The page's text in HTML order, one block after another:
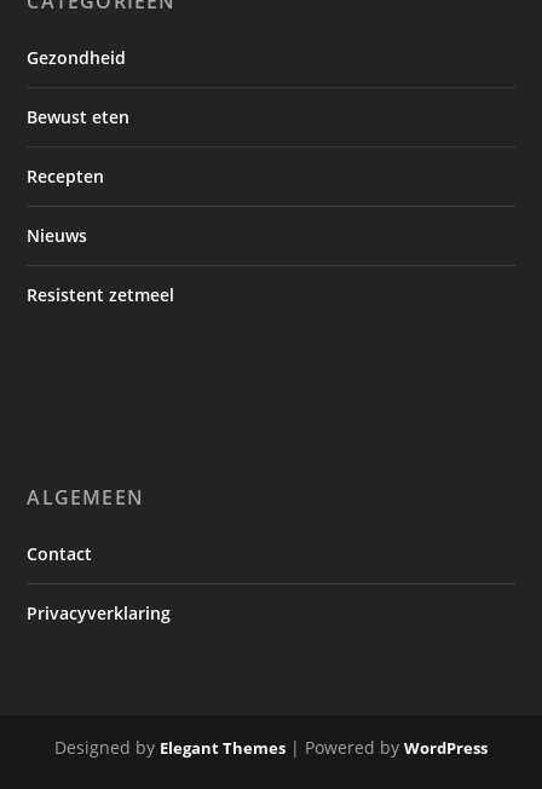
Gezondheid
Bewust eten
Recepten
Nieuws
Resistent zetmeel
ALGEMEEN
Contact
Privacyverklaring
Designed by Elegant Themes | Powered by WordPress